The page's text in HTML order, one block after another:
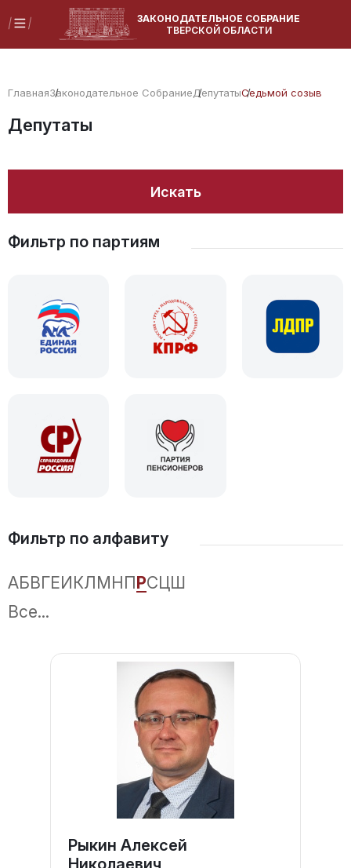
ЗАКОНОДАТЕЛЬНОЕ СОБРАНИЕ
ТВЕРСКОЙ ОБЛАСТИ
ГлавнаяЗаконодательное СобраниеДепутатыСедьмой созыв
Депутаты
Искать
Фильтр по партиям
Фильтр по алфавиту
АБВГЕИКЛМНПРСЦШ
Все...
Рыкин Алексей
Николаевич